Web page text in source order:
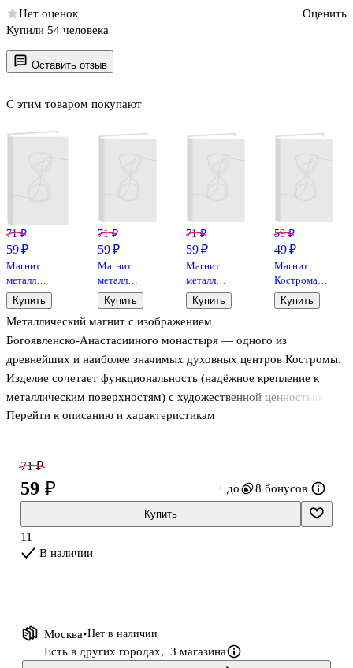
Оставить отзыв
Металлический магнит с изображением
Богоявленско‑Анастасииного монастыря — одного из
древнейших и наиболее значимых духовных центров Костромы.
Изделие сочетает функциональность (надёжное крепление к
металлическим поверхностям) с художественной ценностью:
передаёт архитектурную красоту монастыря и служит памятным
Перейти к описанию и характеристикам
С этим товаром покупают
71 ₽
59 ₽
Магнит
металл
Коллаж-ладья
(Кострома)
(02-33K-1)
Купить
71 ₽
59 ₽
Магнит
металл
Кострома
Панорама
(Кострома)
(02-33-5 )
Купить
71 ₽
59 ₽
Магнит
металл
Кострома
Ипатьевский
монастырь
(Кострома)
Купить
59 ₽
49 ₽
Магнит
Кострома
Памятник И.
Сусанину
(винил)
Купить
Нет оценок
Оценить
Купили 54 человека
71 ₽
59 ₽ + до 8 бонусов
Купить
11
В наличии
Москва Нет в наличии
Есть в других городах, 3 магазина